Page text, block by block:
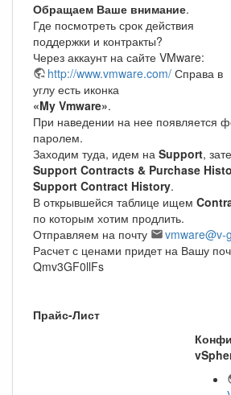
Обращаем Ваше внимание.
Где посмотреть срок действия
поддержки и контракты?
Через аккаунт на сайте VMware:
http://www.vmware.com/ Справа в
углу есть иконка
«My Vmware».
При наведении на нее появляется
паролем.
Заходим туда, идем на Support,
Support Contracts & Purchase
Support Contract History.
В открывшейся таблице ищем
по которым хотим продлить.
Отправляем на почту
vmware@v-
Расчет с ценами придет на Вашу
Qmv3GF0llFs
Прайс-Лист